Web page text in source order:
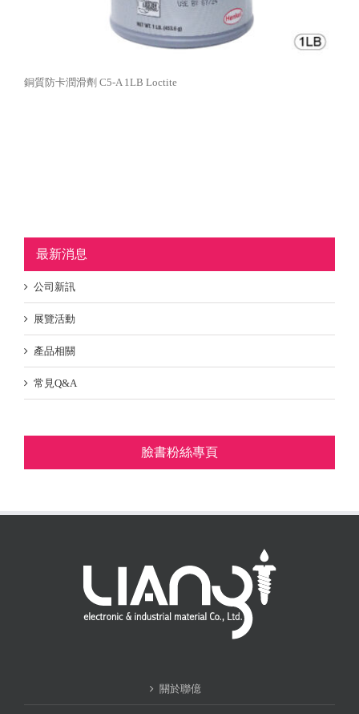
銅質防卡潤滑劑 C5-A 1LB Loctite
最新消息
公司新訊
展覽活動
產品相關
常見Q&A
臉書粉絲專頁
關於聯億